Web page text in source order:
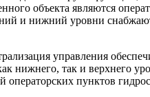
объекта являются
и нижний уровни
управления
ниж­него, так и верхнего
пунктов